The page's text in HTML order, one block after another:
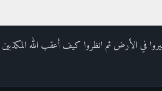
في الأرض ثم انظروا كيف أعقب الله